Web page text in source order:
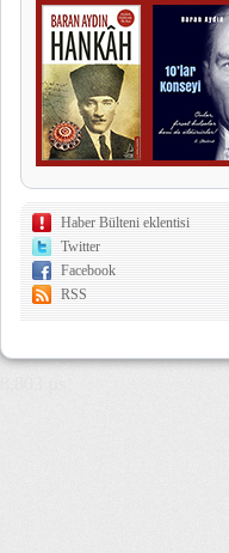
Haber Bülteni eklentisi
Twitter
Facebook
RSS